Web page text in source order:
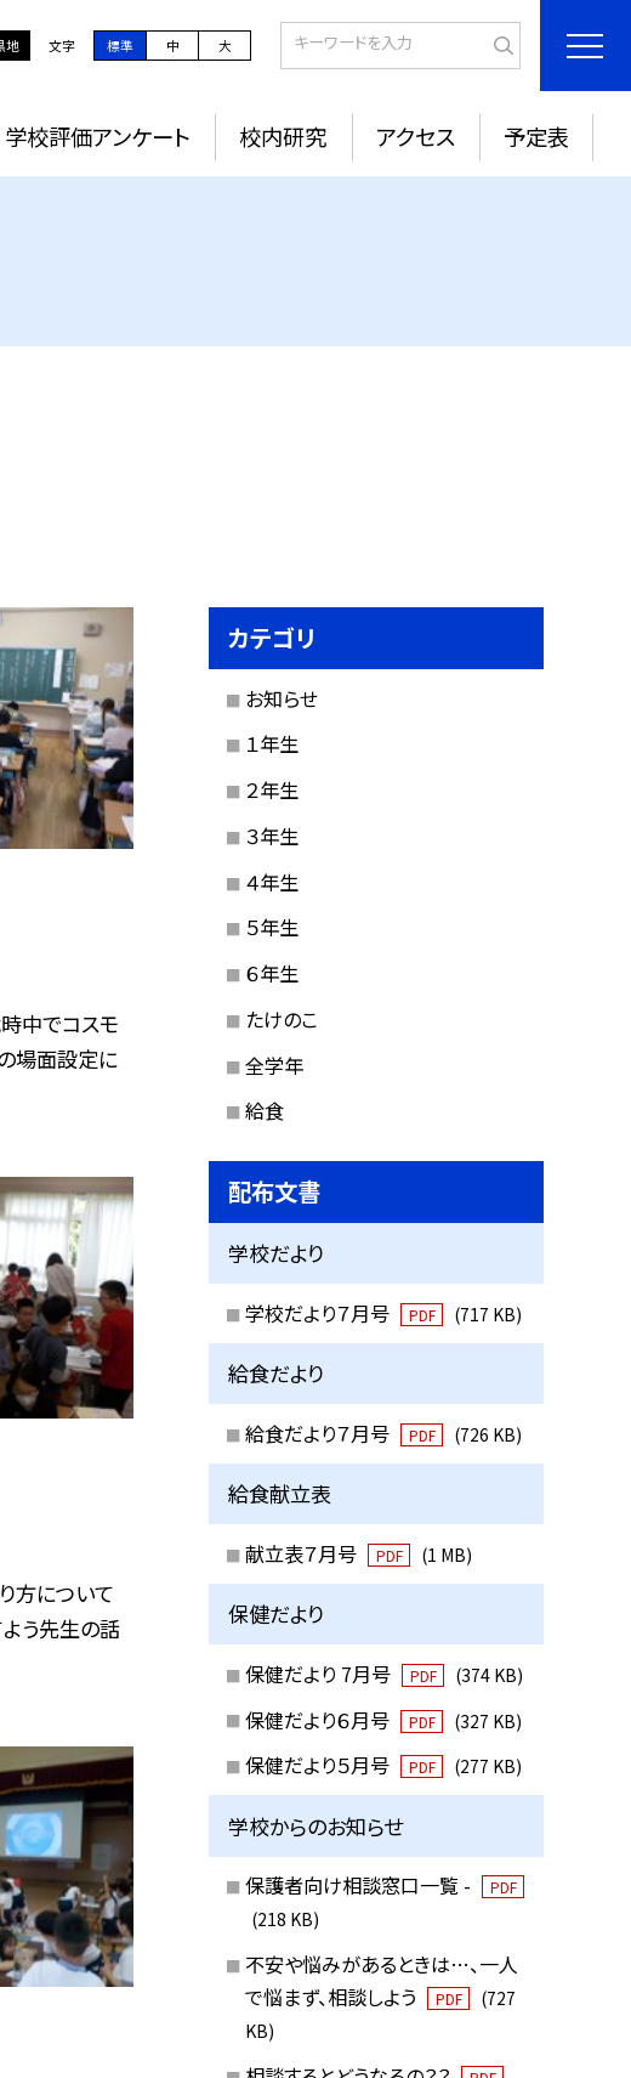
地 文字 標準 中 大
学校評価アンケート 校内研究 アクセス 予定表
時中でコスモ
場面設定に
り方について
う先生の話
カテゴリ
お知らせ
１年生
２年生
３年生
４年生
５年生
６年生
たけのこ
全学年
給食
配布文書
学校だより
学校だより７月号 PDF (717 KB)
給食だより
給食だより７月号 PDF (726 KB)
給食献立表
献立表７月号 PDF (1 MB)
保健だより
保健だより 7月号 PDF (374 KB)
保健だより６月号 PDF (327 KB)
保健だより５月号 PDF (277 KB)
学校からのお知らせ
保護者向け相談窓口一覧 - PDF
(218 KB)
不安や悩みがあるときは…、一人
で悩まず、相談しよう
PDF
(727
KB)